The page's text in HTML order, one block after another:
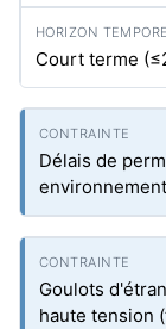
Court terme
Délais de
Goulots
haute tension